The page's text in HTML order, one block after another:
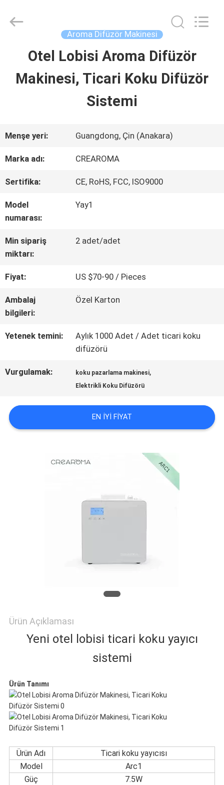
VİDEOLAR
GÖSTERISI
HAKKIMIZDA
TURU
KONTROL
BIZIMLE
ILETIŞIME
HARITASI
POLITIKASI
Online
Aroma Difüzör Makinesi
Otel Lobisi Aroma Difüzör
Makinesi, Ticari Koku Difüzör
Sistemi
Menşe yeri: Guangdong, Çin (Anakara)
Marka adı: CREAROMA
Sertifika: CE, RoHS, FCC, ISO9000
Model
numarası:
Yay1
Min sipariş
miktarı:
2 adet/adet
Fiyat: US $70-90 / Pieces
Ambalaj
bilgileri:
Özel Karton
Yetenek temini:
Aylık 1000 Adet / Adet ticari koku
difüzörü
Vurgulamak: koku pazarlama makinesi,
Elektrikli Koku Difüzörü
EN IYI FIYAT
Ürün Açıklaması
Yeni otel lobisi ticari koku yayıcı
sistemi
Ürün Tanımı
Ürün Adı
Ticari koku yayıcısı
Model
Arc1
Güç
7.5W